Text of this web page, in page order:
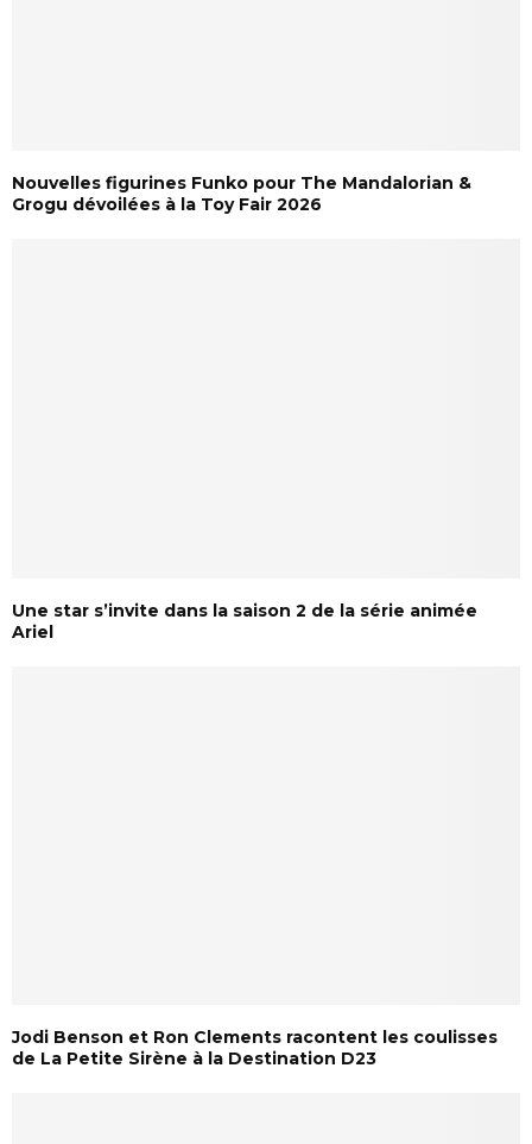
Nouvelles figurines Funko pour The Mandalorian &
Grogu dévoilées à la Toy Fair 2026
Une star s’invite dans la saison 2 de la série animée
Ariel
Jodi Benson et Ron Clements racontent les coulisses
de La Petite Sirène à la Destination D23